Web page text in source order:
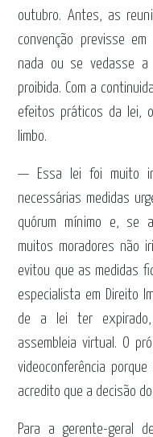
outubro. Antes, as
convenção previsse
nada ou se vedasse a
proibida. Com a
efeitos práticos da lei,
limbo.
— Essa lei foi muito
necessárias medidas
quórum mínimo e, se
muitos moradores não
evitou que as medidas
especialista em Direito
de a lei ter
assembleia virtual. O
videoconferência
acredito que a decisão
Para a gerente-geral